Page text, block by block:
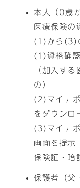
本人（0歳
医療保険の
(1)から(3)
(1)資格確
（加入す
の）
(2)マイナ
をダウンロ
(3)マイナ
画面を提示
保険証・暗
保護者（父